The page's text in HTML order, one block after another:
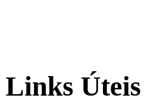
Links Úteis